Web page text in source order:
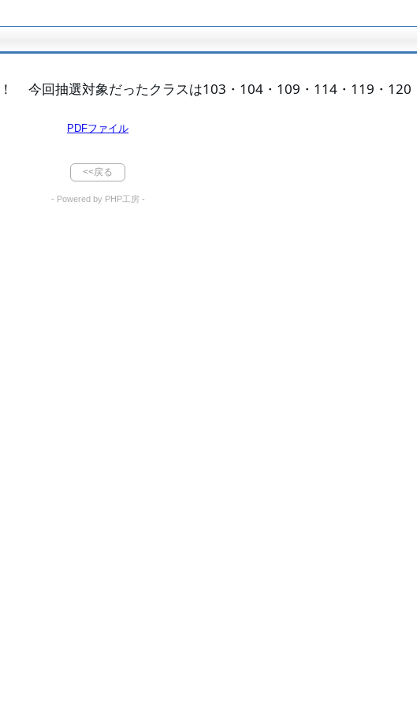
今回抽選対象だったクラスは103・104・109・114・119・
PDFファイル
<<戻る
- Powered by PHP工房 -